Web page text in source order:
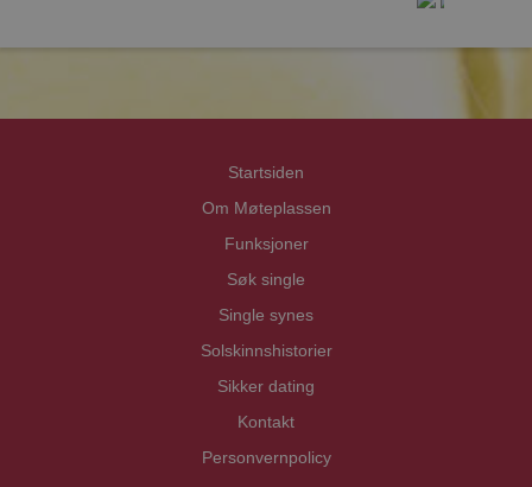
Startsiden
Om Møteplassen
Funksjoner
Søk single
Single synes
Solskinnshistorier
Sikker dating
Kontakt
Personvernpolicy